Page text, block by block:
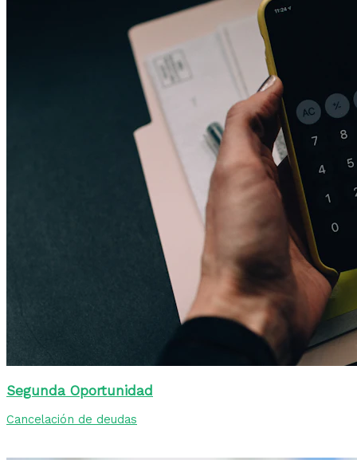
Segunda Oportunidad
Cancelación de deudas